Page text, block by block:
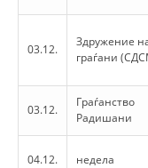
03.12.
Здружение
граѓани
03.12.
Граѓанство
Радишани
04.12. недела